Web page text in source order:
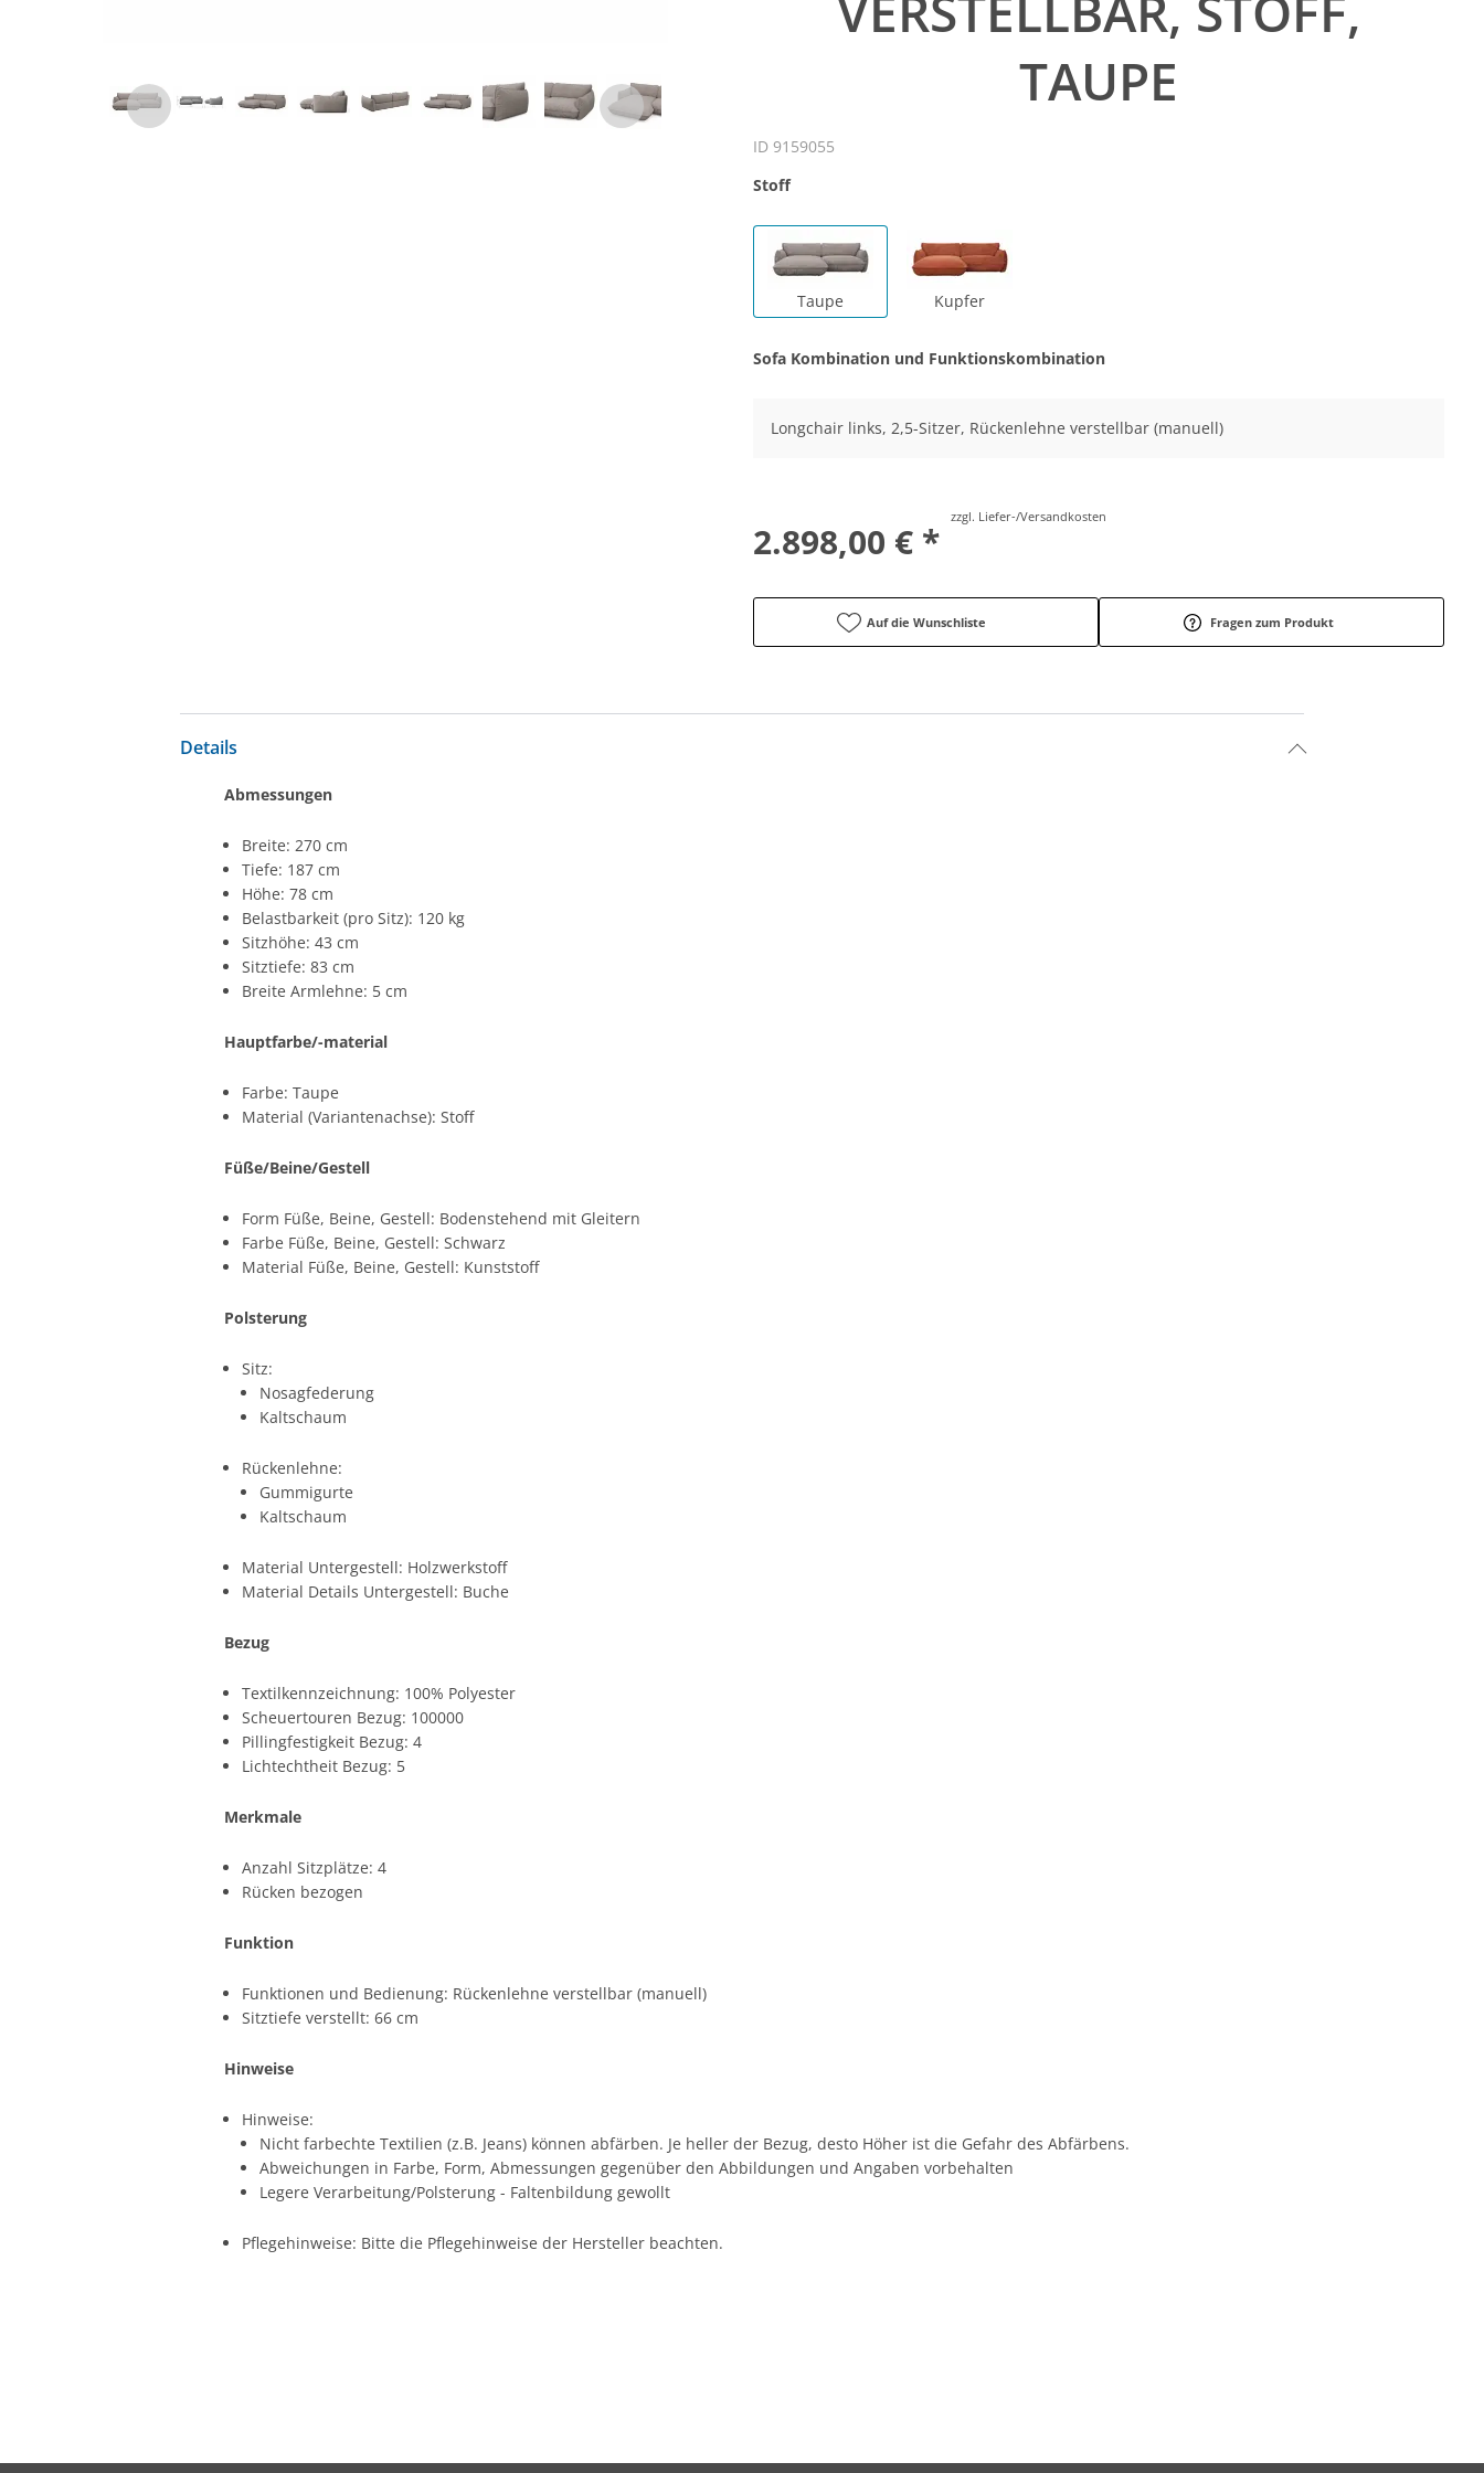
TAUPE
ID 9159055
Stoff
Taupe Kupfer
Sofa Kombination und Funktionskombination
Longchair links, 2,5-Sitzer, Rückenlehne verstellbar (manuell)
2.898,00 € *
zzgl. Liefer-/Versandkosten
Auf die Wunschliste Fragen zum Produkt
Details
Abmessungen
Breite: 270 cm
Tiefe: 187 cm
Höhe: 78 cm
Belastbarkeit (pro Sitz): 120 kg
Sitzhöhe: 43 cm
Sitztiefe: 83 cm
Breite Armlehne: 5 cm
Hauptfarbe/-material
Farbe: Taupe
Material (Variantenachse): Stoff
Füße/Beine/Gestell
Form Füße, Beine, Gestell: Bodenstehend mit Gleitern
Farbe Füße, Beine, Gestell: Schwarz
Material Füße, Beine, Gestell: Kunststoff
Polsterung
Sitz:
Nosagfederung
Kaltschaum
Rückenlehne:
Gummigurte
Kaltschaum
Material Untergestell: Holzwerkstoff
Material Details Untergestell: Buche
Bezug
Textilkennzeichnung: 100% Polyester
Scheuertouren Bezug: 100000
Pillingfestigkeit Bezug: 4
Lichtechtheit Bezug: 5
Merkmale
Anzahl Sitzplätze: 4
Rücken bezogen
Funktion
Funktionen und Bedienung: Rückenlehne verstellbar (manuell)
Sitztiefe verstellt: 66 cm
Hinweise
Hinweise:
Nicht farbechte Textilien (z.B. Jeans) können abfärben. Je heller der Bezug, desto Höher ist die Gefahr des Abfärbens.
Abweichungen in Farbe, Form, Abmessungen gegenüber den Abbildungen und Angaben vorbehalten
Legere Verarbeitung/Polsterung - Faltenbildung gewollt
Pflegehinweise: Bitte die Pflegehinweise der Hersteller beachten.